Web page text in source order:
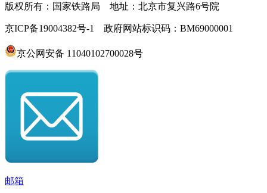
版权所有：国家铁路局 地址：北京市复兴路6号院
京ICP备19004382号-1 政府网站标识码：BM69000001
京公网安备 11040102700028号
邮箱